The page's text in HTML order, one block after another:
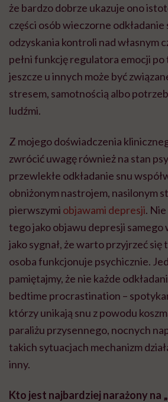
że bardzo dobrze ukazuje ono
części osób wieczorne
odzyskania kontroli nad własnym
pełni funkcję regulatora emocji po
jeszcze u innych może być
stresem, samotnością albo
ludźmi.
Z mojego doświadczenia
zwrócić uwagę również na stan
przewlekłe odkładanie snu
obniżonym nastrojem, nasilonym
pierwszymi objawami depresji.
tego jako objawu depresji samego
jako sygnał, że warto przyjrzeć się
osoba funkcjonuje psychicznie.
pamiętajmy, że nie każde
bedtime procrastination –
którzy unikają snu z powodu
paraliżu przysennego, nocnych
takich sytuacjach mechanizm
inny.
Kto jest najbardziej narażony na